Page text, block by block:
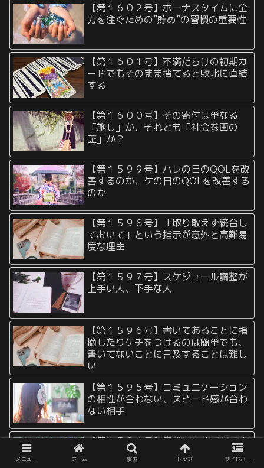
【第１６０２号】ボーナスタイムに全
力を注ぐための”貯め”の習慣の重要性
【第１６０１号】不満だらけの初期カ
ードでもそのまま捨てると敗北に直結
する
【第１６００号】その寄付は単なる
「施し」か、それとも「社会参画の
証」か？
【第１５９９号】ハレの日のQOLを改
善するのか、ケの日のQOLを改善する
のか
【第１５９８号】「取り敢えず統合し
ておいて」という指示が意外と高難易
度な理由
【第１５９７号】スケジュール調整が
上手い人、下手な人
【第１５９６号】書いてあることに指
摘したりケチをつけるのは簡単でも、
書いてないことに言及することは難し
い
【第１５９５号】コミュニケーション
の相性が合わない、スピード感が合わ
ない相手
【第１５９４号】廃業したくてもでき
ないリスク、逃げたくても逃げられな
メニュー ホーム 検索 トップ サイドバー